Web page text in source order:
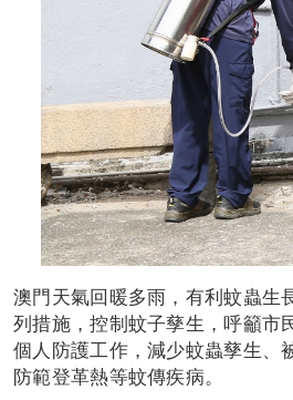
澳門天氣回暖多雨，有利蚊蟲生
列措施，控制蚊子孳生，呼籲市
個人防護工作，減少蚊蟲孳生、
防範登革熱等蚊傳疾病。